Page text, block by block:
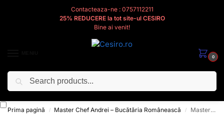
Contacteaza-ne : 0757112211
25% REDUCERE la tot site-ul CESIRO
Bine ai venit!
0
Cesiro
Prima pagină / Master Chef Andrei – Bucătăria Românească / Master Chef Andrei – Plăcintă cu mere și nucă